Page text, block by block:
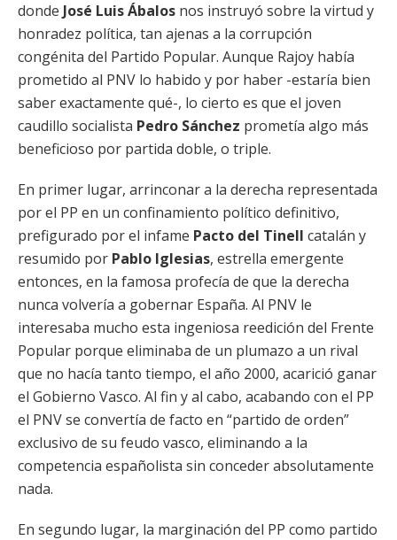
donde José LuisÁbalos nos instruyó sobre la virtud y
honradez política, tan ajenas a la corrupción
congénita del Partido Popular. Aunque Rajoy había
prometido al PNV lo habido y por haber -estaría bien
saber exactamente qué-, lo cierto es que el joven
caudillo socialista Pedro Sánchez prometía algo más
beneficioso por partida doble, o triple.
En primer lugar, arrinconar a la derecha representada
por el PP en un confinamiento político definitivo,
prefigurado por el infame Pacto del Tinell catalán y
resumido por Pablo Iglesias, estrella emergente
entonces, en la famosa profecía de que la derecha
nunca volvería a gobernar España. Al PNV le
interesaba mucho esta ingeniosa reedición del Frente
Popular porque eliminaba de un plumazo a un rival
que no hacía tanto tiempo, el año 2000, acarició ganar
el Gobierno Vasco. Al fin y al cabo, acabando con el PP
el PNV se convertía de facto en “partido de orden”
exclusivo de su feudo vasco, eliminando a la
competencia españolista sin conceder absolutamente
nada.
En segundo lugar, la marginación del PP como partido